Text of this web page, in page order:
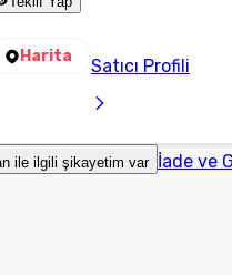
Harita Satıcı Profili
ile ilgili şikayetim var İade ve